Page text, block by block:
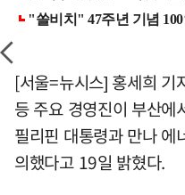
[서울=뉴시스] 홍세희 기
등 주요 경영진이 부산에
필리핀 대통령과 만나 에
의했다고 19일 밝혔다.